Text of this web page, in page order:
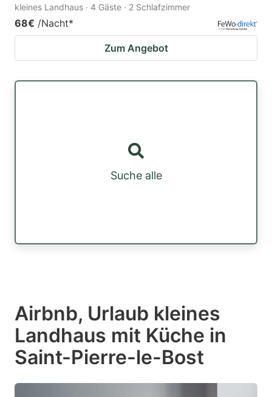
kleines Landhaus · 4 Gäste · 2 Schlafzimmer
68€ /Nacht*
Zum Angebot
Suche alle
Airbnb, Urlaub kleines
Landhaus mit Küche in
Saint-Pierre-le-Bost